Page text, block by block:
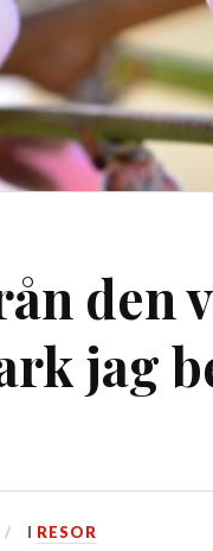
den
jag
I RESOR